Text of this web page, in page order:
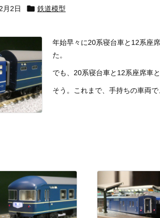
月2日  鉄道模型
年始早々に20系寝台車と12系座
た。
でも、20系寝台車と12系座席車
そう。これまで、手持ちの車両で